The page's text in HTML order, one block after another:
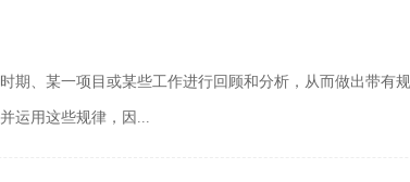
期、某一项目或某些工作进行回顾和分析，从而做出带有
运用这些规律，因...